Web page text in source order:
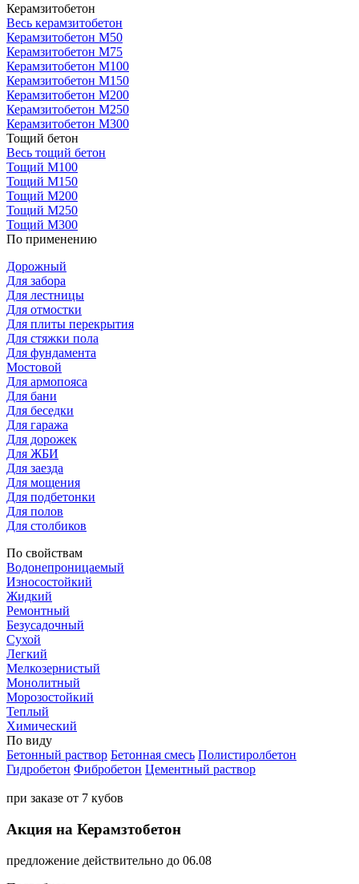
Керамзитобетон
Весь керамзитобетон
Керамзитобетон М50
Керамзитобетон М75
Керамзитобетон М100
Керамзитобетон М150
Керамзитобетон М200
Керамзитобетон М250
Керамзитобетон М300
Тощий бетон
Весь тощий бетон
Тощий М100
Тощий М150
Тощий М200
Тощий М250
Тощий М300
По применению
Дорожный
Для забора
Для лестницы
Для отмостки
Для плиты перекрытия
Для стяжки пола
Для фундамента
Мостовой
Для армопояса
Для бани
Для беседки
Для гаража
Для дорожек
Для ЖБИ
Для заезда
Для мощения
Для подбетонки
Для полов
Для столбиков
По свойствам
Водонепроницаемый
Износостойкий
Жидкий
Ремонтный
Безусадочный
Сухой
Легкий
Мелкозернистый
Монолитный
Морозостойкий
Теплый
Химический
По виду
Бетонный раствор Бетонная смесь Полистиролбетон
Гидробетон Фибробетон Цементный раствор
при заказе от 7 кубов
Акция на Керамзтобетон
предложение действительно до 06.08